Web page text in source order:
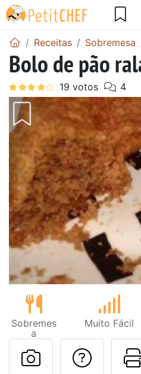
Receitas Sobremesa
Bolo de pão
Sobremes
a
Muito Fácil